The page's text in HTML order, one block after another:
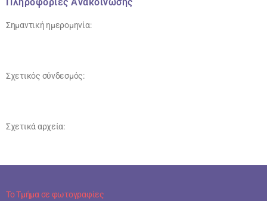
Σημαντική ημερομηνία:
Σχετικός σύνδεσμός:
Σχετικά αρχεία:
Το Τμήμα σε φωτογραφίες